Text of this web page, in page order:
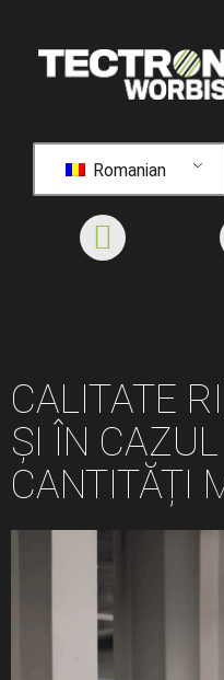
Romanian
CALITATE
ȘI ÎN
CANTITĂȚI